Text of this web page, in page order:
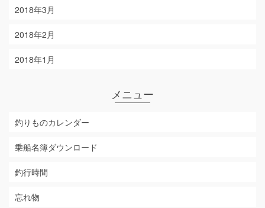
2018年3月
2018年2月
2018年1月
メニュー
釣りものカレンダー
乗船名簿ダウンロード
釣行時間
忘れ物